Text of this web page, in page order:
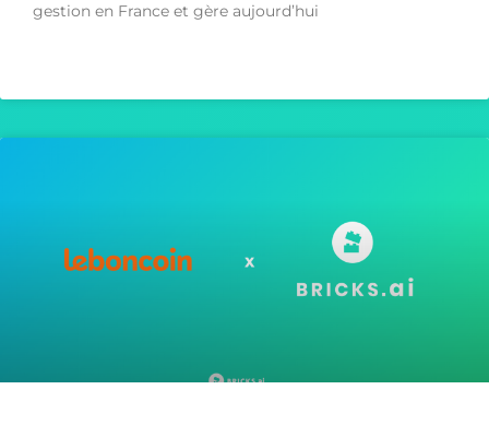
gestion en France et gère aujourd’hui